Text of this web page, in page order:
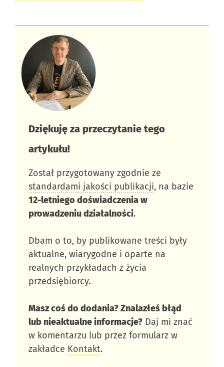
Dziękuję za przeczytanie tego
artykułu!​
Został przygotowany zgodnie ze
standardami jakości publikacji, na bazie
12-letniego doświadczenia w
prowadzeniu działalności.
Dbam o to, by publikowane treści były
aktualne, wiarygodne i oparte na
realnych przykładach z życia
przedsiębiorcy.
Masz coś do dodania? Znalazłeś błąd
lub nieaktualne informacje? Daj mi znać
w komentarzu lub przez formularz w
zakładce Kontakt.